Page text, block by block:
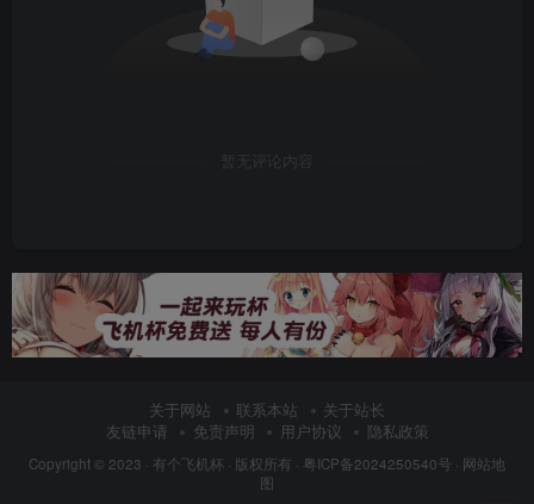
暂无评论内容
关于网站 联系本站
关于站长
友链申请
免责声明 用户协议 隐私政策
Copyright © 2023 · 有个飞机杯 · 版权所有 · 粤ICP备2024250540号 · 网站地
图